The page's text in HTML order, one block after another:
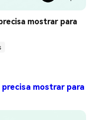
mostrar para
mostrar para